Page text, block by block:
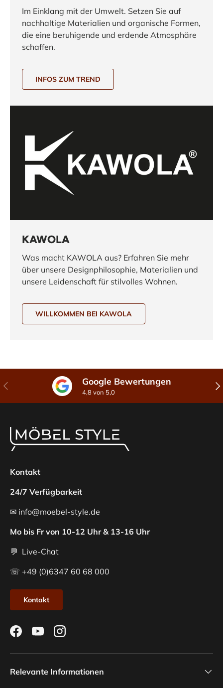
Im Einklang mit der Umwelt. Setzen Sie auf
nachhaltige Materialien und organische Formen,
die eine beruhigende und erdende Atmosphäre
schaffen.
INFOS ZUM TREND
KAWOLA
Was macht KAWOLA aus? Erfahren Sie mehr
über unsere Designphilosophie, Materialien und
unsere Leidenschaft für stilvolles Wohnen.
WILLKOMMEN BEI KAWOLA
Vorherige Google Bewertungen
4,8 von 5,0
Kontakt
24/7 Verfügbarkeit
✉ info@moebel-style.de
Mo bis Fr von 10-12 Uhr & 13-16 Uhr
💬 Live-Chat
☏ +49 (0)6347 60 68 000
Kontakt
FacebookYouTubeInstagram
Relevante Informationen